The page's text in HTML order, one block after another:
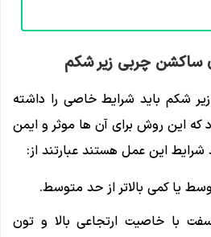
ساکشن چربی زیر شکم
شکم باید شرایط خاصی را داشته
این روش برای آن ها موثر و ایمن
این عمل هستند عبارتند از:
یا کمی بالاتر از حد متوسط.
با خاصیت ارتجاعی بالا و تون